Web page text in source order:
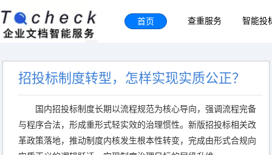
首页 查重服务 智能投
招投标制度转型，怎样实现实质公正？
国内招投标制度长期以流程规范为核心导向，强调流程完备
与程序合法，形成重形式轻实效的治理惯性。新版招投标相关改
革政策落地，推动制度内核发生根本性转变，完成由形式合规向